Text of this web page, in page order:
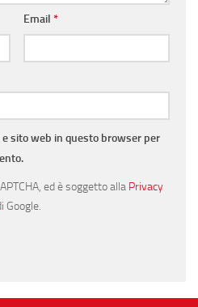
Email *
sito web in questo browser per
ed è soggetto alla Privacy
Google.